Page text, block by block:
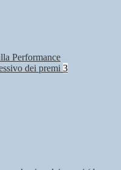
Performance
dei premi 3